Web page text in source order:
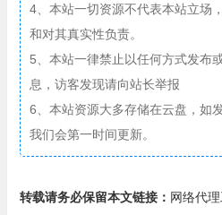
4、本站一切资源不代表本站立场
和对其真实性负责。
5、本站一律禁止以任何方式发布
息，访客发现请向站长举报
6、本站资源大多存储在云盘，如
我们会第一时间更新。
转载请务必保留本文链接： 网络代